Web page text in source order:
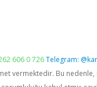
606 0 726Telegram:
vermektedir. Bu